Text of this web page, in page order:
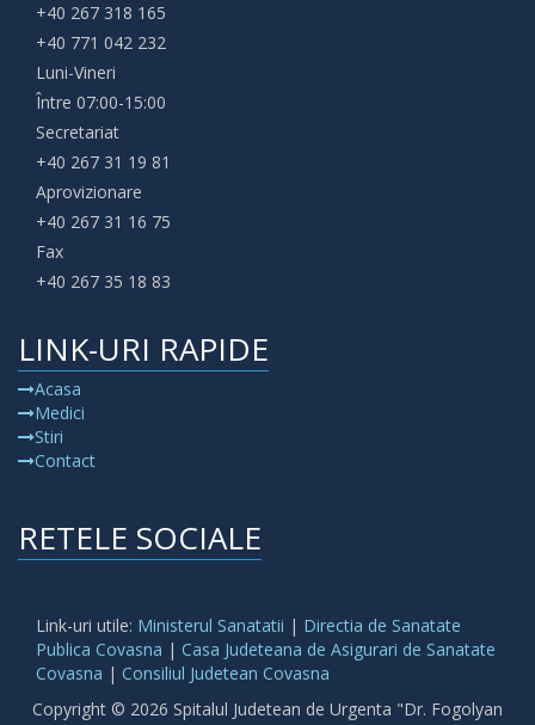
+40 267 318 165
+40 771 042 232
Luni-Vineri
Între 07:00-15:00
Secretariat
+40 267 31 19 81
Aprovizionare
+40 267 31 16 75
Fax
+40 267 35 18 83
LINK-URI RAPIDE
Acasa
Medici
Stiri
Contact
RETELE SOCIALE
Link-uri utile: Ministerul Sanatatii | Directia de Sanatate
Publica Covasna | Casa Judeteana de Asigurari de Sanatate
Covasna | Consiliul Judetean Covasna
Copyright © 2026 Spitalul Judetean de Urgenta "Dr. Fogolyan